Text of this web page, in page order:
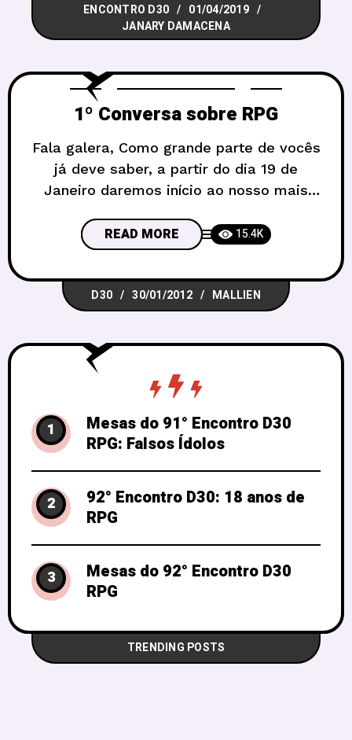
são a melhor recompensa de todas.
Fazia muito tempo que
ENCONTRO D30
01/04/2019
JANARY DAMACENA
1º Conversa sobre RPG
Fala galera, Como grande parte de vocês
já deve saber, a partir do dia 19 de
Janeiro daremos início ao nosso mais
Sebinho. Esse evento tem como foco
suprir uma brecha que sempre tivemos
em nossos Encontros D30, a do bate-
papo com mestres, jogadores e
READ MORE 15.4K
D30 30/01/2012 MALLIEN
1
Mesas do 91° Encontro D30
RPG: Falsos Ídolos
2
92° Encontro D30: 18 anos de
RPG
3
Mesas do 92° Encontro D30
RPG
TRENDING POSTS